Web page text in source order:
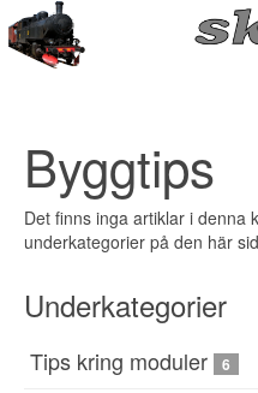
Byggtips
Det finns inga artiklar i denna
underkategorier på den här
Underkategorier
Tips kring moduler 6